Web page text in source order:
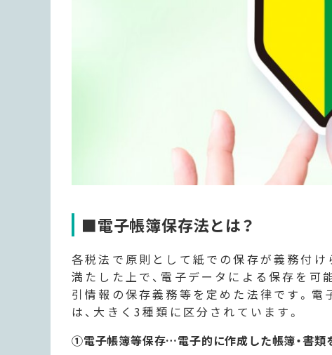
■電子帳簿保存法とは？
各税法で原則として紙での保存が義務付
満たした上で、電子データによる保存を可
引情報の保存義務等を定めた法律です。電
は、大きく3種類に区分されています。
①電子帳簿等保存…電子的に作成した帳簿・書類